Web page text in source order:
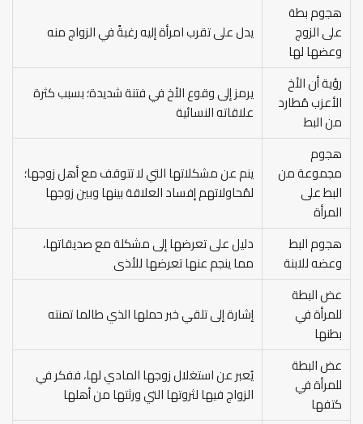
هجوم بطة
على الزوج
وعضها لها
يدل على تقرب امرأة إليه رغبةً في الزواج منه
رؤية أن الأخ
الأعزب مُطارد
من البط
يرمز إلى وقوع الأخ في فتنة شديدة؛ بسبب كثرة
علاقاته النسائية
هجوم
مجموعة من
البط على
المرأة
ينم عن مشكلاتها التي لا تتوقف مع أهل زوجها؛
لمُحاولاتهم إفساد العلاقة بينها وبين زوجها
هجوم البط
وعضه للابنة
دليل على تعرضها إلى مشكلة مع صديقاتها،
مما ينجم عنها تعرضها للأذى
عض البطة
للمرأة في
بطنها
إشارة إلى تلقي خبر حملها الذي طالما تمنته
عض البطة
للمرأة في
كتفها
يُعبر عن استغلال زوجها المادي لها، ففكر في
الزواج فيها لثروتها التي ورثتها من أهلها